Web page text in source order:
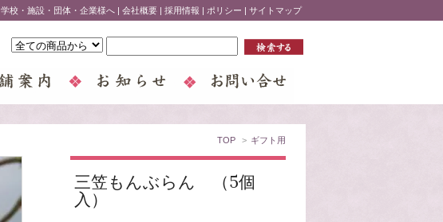
学校・施設・団体・企業様へ | 会社概要 | 採用情報 | ポリシー | サイトマップ
TOP > ギフト用
三笠もんぶらん （5個
入）